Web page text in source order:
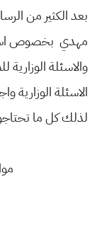
بعد الكثير من
مهدي بخصوص
والاسئلة
الاسئلة الوزارية
لذلك كل ما